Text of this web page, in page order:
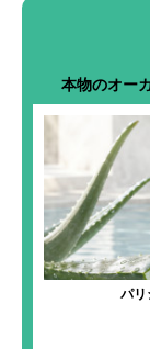
本物のオー
パリ